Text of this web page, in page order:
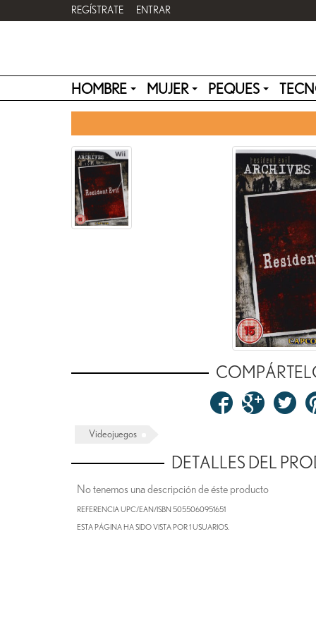
REGÍSTRATE ENTRAR
HOMBRE MUJER PEQUES
Videojuegos
DETALLES DEL
No tenemos una descripción de éste producto
REFERENCIA UPC/EAN/ISBN 5055060951651
ESTA PÁGINA HA SIDO VISTA POR 1 USUARIOS.